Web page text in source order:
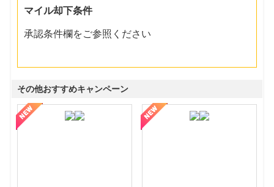
マイル却下条件
承認条件欄をご参照ください
その他おすすめキャンペーン